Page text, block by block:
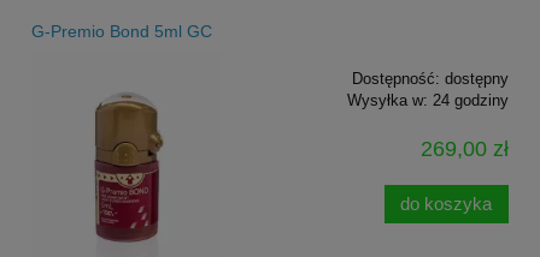
G-Premio Bond 5ml GC
Dostępność: dostępny
Wysyłka w: 24 godziny
269,00 zł
do koszyka